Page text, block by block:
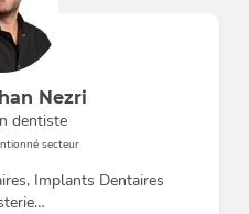
Nezri
dentiste
secteur
Implants Dentaires